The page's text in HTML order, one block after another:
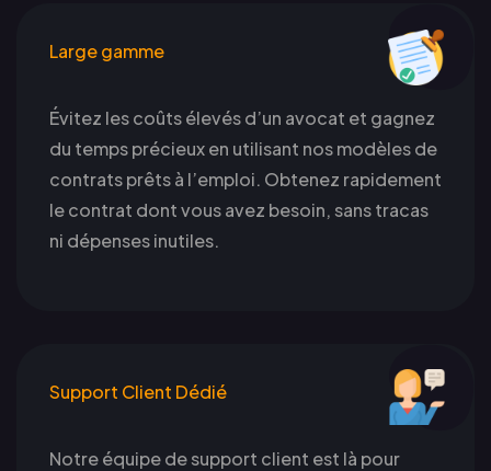
Large gamme
Évitez les coûts élevés d’un avocat et gagnez
du temps précieux en utilisant nos modèles de
contrats prêts à l’emploi. Obtenez rapidement
le contrat dont vous avez besoin, sans tracas
ni dépenses inutiles.
Support Client Dédié
Notre équipe de support client est là pour